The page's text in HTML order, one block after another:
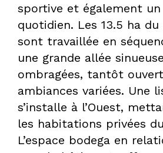
DPLG
sportive et également
quotidien. Les 13.5 ha
sont travaillée en
une grande allée
ombragées, tantôt
ambiances variées. Une
s’installe à l’Ouest,
les habitations privées
L’espace bodega en